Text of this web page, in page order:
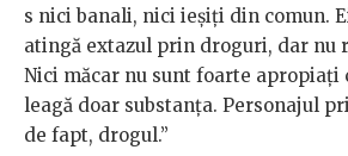
s nici banali, nici ieșiți din comun.
atingă extazul prin droguri, dar nu
Nici măcar nu sunt foarte apropiați
leagă doar substanța. Personajul
de fapt, drogul.”